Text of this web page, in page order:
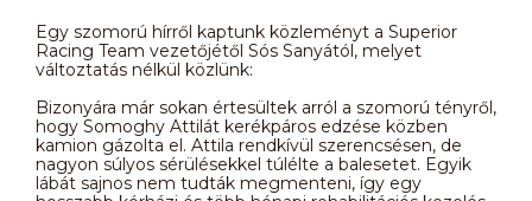
Egy szomorú hírről kaptunk közleményt a Superior
Racing Team vezetőjétől Sós Sanyától, melyet
változtatás nélkül közlünk:
Bizonyára már sokan értesültek arról a szomorú tényről,
hogy Somoghy Attilát kerékpáros edzése közben
kamion gázolta el. Attila rendkívül szerencsésen, de
nagyon súlyos sérülésekkel túlélte a balesetet. Egyik
lábát sajnos nem tudták megmenteni, így egy